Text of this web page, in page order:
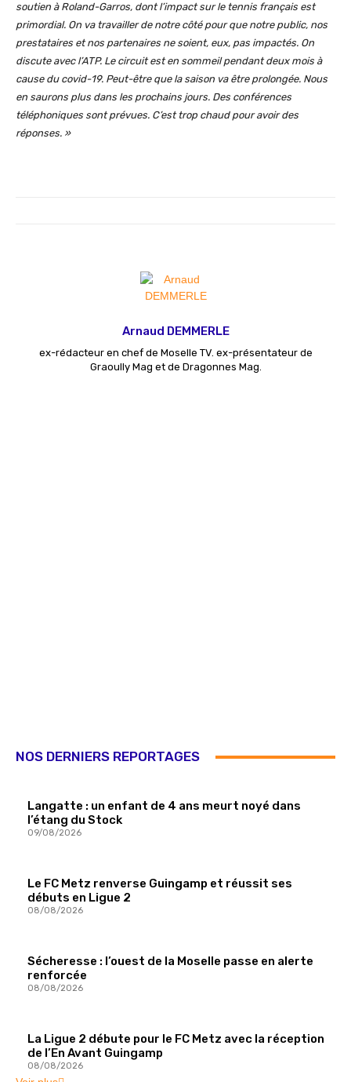
soutien à Roland-Garros, dont l’impact sur le tennis français est
primordial. On va travailler de notre côté pour que notre public, nos
prestataires et nos partenaires ne soient, eux, pas impactés. On
discute avec l’ATP. Le circuit est en sommeil pendant deux mois à
cause du covid-19. Peut-être que la saison va être prolongée. Nous
en saurons plus dans les prochains jours. Des conférences
téléphoniques sont prévues. C’est trop chaud pour avoir des
réponses. »
Arnaud DEMMERLE
ex-rédacteur en chef de Moselle TV. ex-présentateur de
Graoully Mag et de Dragonnes Mag.
NOS DERNIERS REPORTAGES
Langatte : un enfant de 4 ans meurt noyé dans
l’étang du Stock
09/08/2026
Le FC Metz renverse Guingamp et réussit ses
débuts en Ligue 2
08/08/2026
Sécheresse : l’ouest de la Moselle passe en alerte
renforcée
08/08/2026
La Ligue 2 débute pour le FC Metz avec la réception
de l’En Avant Guingamp
08/08/2026